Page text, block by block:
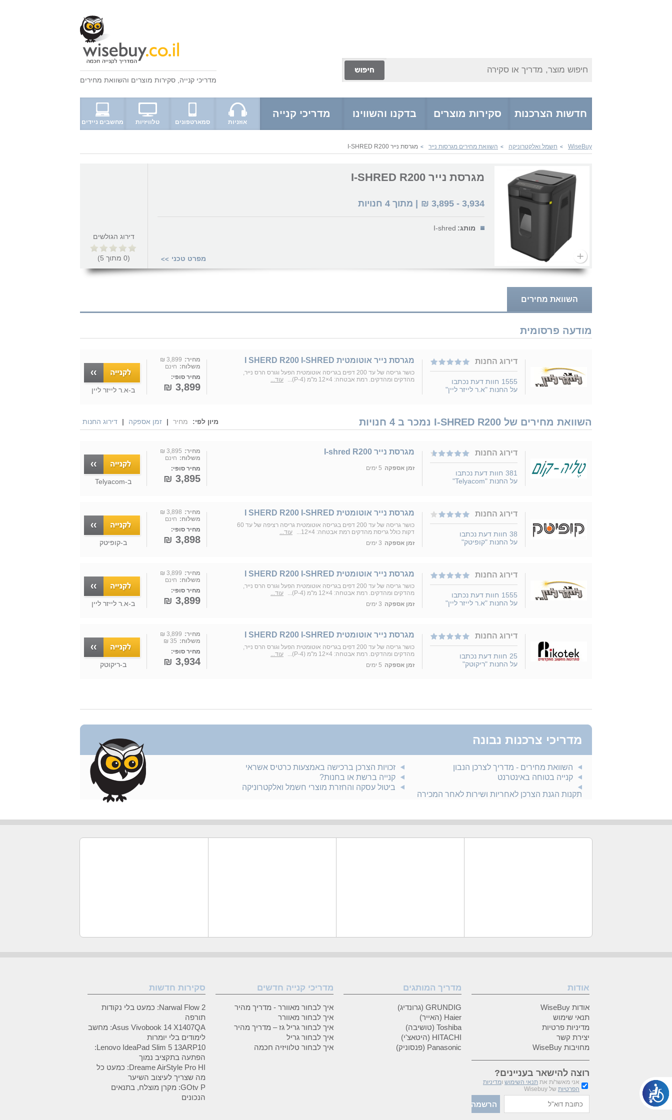
חיפוש מוצר, מדריך או סקירה
מדריכי קנייה סקירות מוצרים והשוואת מחירים
חדשות הצרכנות סקירות מוצרים בדקנו והשווינו מדריכי קנייה
אוזניות סמארטפונים טלוויזיות מחשבים ניידים
WiseBuy
> חשמל ואלקטרוניקה > השוואת מחירים מגרסות נייר > מגרסת נייר I-SHRED R200
מגרסת נייר I-SHRED R200
3,934
-
3,895
₪ | מתוך 4 חנויות
מותג: I-shred
מפרט טכני >>
דירוג הגולשים
(
0 מתוך 5
)
השוואת מחירים
מודעה פרסומית
דירוג החנות
1555 חוות דעת נכתבו
על החנות "א.ר לייזר ליין"
מגרסת נייר אוטומטית I SHERD R200 I-SHRED
כושר גריסה של עד 200 דפים בגריסה אוטומטית הפעל וגורס הרס נייר,
מהדקים ומהדקים. רמת אבטחה: 4×12 מ"מ (P-4)...
עוד...
מחיר: 3,899 ₪
משלוח: חינם
מחיר סופי:
3,899 ₪ ב-א.ר לייזר ליין
השוואת מחירים של I-SHRED R200 נמכר ב 4 חנויות מיון לפי: מחיר | זמן אספקה | דירוג החנות
דירוג החנות
381 חוות דעת נכתבו
על החנות "Telyacom"
מגרסת נייר I-shred R200
זמן אספקה 5 ימים
מחיר: 3,895 ₪
משלוח: חינם
מחיר סופי:
3,895 ₪ ב-Telyacom
דירוג החנות
38 חוות דעת נכתבו
על החנות "קופיטק"
מגרסת נייר אוטומטית I SHERD R200 I-SHRED
כושר גריסה של עד 200 דפים בגריסה אוטומטית גריסה רציפה של עד 60
דקות כולל גריסת מהדקים רמת אבטחה: 4×12...
עוד...
זמן אספקה 3 ימים
מחיר: 3,898 ₪
משלוח: חינם
מחיר סופי:
3,898 ₪ ב-קופיטק
דירוג החנות
1555 חוות דעת נכתבו
על החנות "א.ר לייזר ליין"
מגרסת נייר אוטומטית I SHERD R200 I-SHRED
כושר גריסה של עד 200 דפים בגריסה אוטומטית הפעל וגורס הרס נייר,
מהדקים ומהדקים. רמת אבטחה: 4×12 מ"מ (P-4)...
עוד...
זמן אספקה 3 ימים
מחיר: 3,899 ₪
משלוח: חינם
מחיר סופי:
3,899 ₪ ב-א.ר לייזר ליין
דירוג החנות
25 חוות דעת נכתבו
על החנות "ריקוטק"
מגרסת נייר אוטומטית I SHERD R200 I-SHRED
כושר גריסה של עד 200 דפים בגריסה אוטומטית הפעל וגורס הרס נייר,
מהדקים ומהדקים. רמת אבטחה: 4×12 מ"מ (P-4)...
עוד...
זמן אספקה 5 ימים
מחיר: 3,899 ₪
משלוח: 35 ₪
מחיר סופי:
3,934 ₪ ב-ריקוטק
מדריכי צרכנות נבונה
השוואת מחירים - מדריך לצרכן הנבון
קנייה בטוחה באינטרנט
תקנות הגנת הצרכן לאחריות ושירות לאחר המכירה
זכויות הצרכן ברכישה באמצעות כרטיס אשראי
קנייה ברשת או בחנות?
ביטול עסקה והחזרת מוצרי חשמל ואלקטרוניקה
אודות
אודות WiseBuy
תנאי שימוש
מדיניות פרטיות
יצירת קשר
מחויבות WiseBuy
רוצה להישאר בעניינים?
אני מאשר/ת את תנאי השימוש ומדיניות
הפרטיות של Wisebuy
מדריך המותגים
GRUNDIG (גרונדיג)
Haier (האייר)
Toshiba (טושיבה)
HITACHI (היטאצ'י)
Panasonic (פנסוניק)
מדריכי קנייה חדשים
איך לבחור מאוורר - מדריך מהיר
איך לבחור מאוורר
איך לבחור גריל גז – מדריך מהיר
איך לבחור גריל
איך לבחור טלוויזיה חכמה
סקירות חדשות
Narwal Flow 2: כמעט בלי נקודות
תורפה
Asus Vivobook 14 X1407QA: מחשב
לימודים בלי יומרות
Lenovo IdeaPad Slim 5 13ARP10:
הפתעה בתקציב נמוך
Dreame AirStyle Pro HI: כמעט כל
מה שצריך לעיצוב השיער
GOtv P: מקרן מוצלח, בתנאים
הנכונים